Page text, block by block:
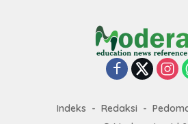
Indeks Redaksi